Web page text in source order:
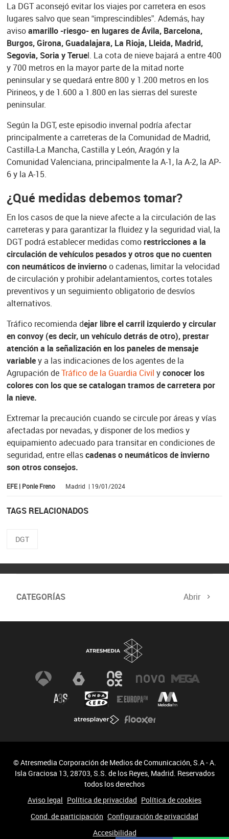
La DGT aconsejó evitar los viajes por carretera en esos
lugares salvo que sean “imprescindibles”. Además, hay
avisoamarillo -riesgo- en lugares de Ávila, Barcelona,
Burgos, Girona, Guadalajara, La Rioja, Lleida, Madrid,
Segovia, Soria y Teruel. La cota de nieve bajará a entre 400
y 700 metros en la mayor parte de la mitad norte
peninsular y se quedará entre 800 y 1.200 metros en los
Pirineos, y de 1.600 a 1.800 en las sierras del sureste
peninsular.
Según la DGT, este episodio invernal podría afectar
principalmente a carreteras de la Comunidad de Madrid,
Castilla-La Mancha, Castilla y León, Aragón y la
Comunidad Valenciana, principalmente la A-1, la A-2, la AP-
6 y la A-15.
¿Qué medidas debemos tomar?
En los casos de que la nieve afecte a la circulación de las
carreteras y para garantizar la fluidez y la seguridad vial, la
DGT podrá establecer medidas comorestricciones a la
circulación de vehículos pesados y otros que no cuenten
con neumáticos de inviernoo cadenas, limitar la velocidad
de circulación y prohibir adelantamientos, cortes totales
preventivos y un seguimiento obligatorio de desvíos
alternativos.
Tráfico recomienda dejar libre el carril izquierdo y circular
en convoy (es decir, un vehículo detrás de otro), prestar
atención a la señalización en los paneles de mensaje
variabley a las indicaciones de los agentes de la
Agrupación deTráfico de la Guardia Civil yconocer los
colores con los que se catalogan tramos de carretera por
la nieve.
Extremar la precaución cuando se circule por áreas y vías
afectadas por nevadas, y disponer de los medios y
equipamiento adecuado para transitar en condiciones de
seguridad, entre ellascadenas o neumáticos de invierno
son otros consejos.
EFE | Ponle Freno Madrid | 19/01/2024
TAGS RELACIONADOS
DGT
CATEGORÍAS Abrir
© Atresmedia Corporación de Medios de Comunicación, S.A - A.
Isla Graciosa 13, 28703, S.S. de los Reyes, Madrid. Reservados
todos los derechos
Aviso legal Política de privacidad Política de cookies
Cond. de participación Configuración de privacidad
Accesibilidad